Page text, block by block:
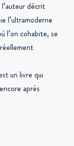
décrit
l’ultramoderne
l’on cohabite, se
un livre qui
après